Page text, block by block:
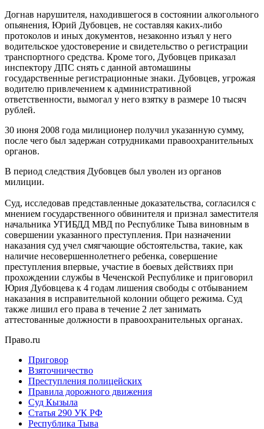
Догнав нарушителя, находившегося в состоянии алкогольного
опьянения, Юрий Дубовцев, не составляя каких-либо
протоколов и иных документов, незаконно изъял у него
водительское удостоверение и свидетельство о регистрации
транспортного средства. Кроме того, Дубовцев приказал
инспектору ДПС снять с данной автомашины
государственные регистрационные знаки. Дубовцев, угрожая
водителю привлечением к административной
ответственности, вымогал у него взятку в размере 10 тысяч
рублей.
30 июня 2008 года милиционер получил указанную сумму,
после чего был задержан сотрудниками правоохранительных
органов.
В период следствия Дубовцев был уволен из органов
милиции.
Суд, исследовав представленные доказательства, согласился с
мнением государственного обвинителя и признал заместителя
начальника УГИБДД МВД по Республике Тыва виновным в
совершении указанного преступления. При назначении
наказания суд учел смягчающие обстоятельства, такие, как
наличие несовершеннолетнего ребенка, совершение
преступления впервые, участие в боевых действиях при
прохождении службы в Чеченской Республике и приговорил
Юрия Дубовцева к 4 годам лишения свободы с отбыванием
наказания в исправительной колонии общего режима. Суд
также лишил его права в течение 2 лет занимать
аттестованные должности в правоохранительных органах.
Право.ru
Приговор
Взяточничество
Преступления полицейских
Правила дорожного движения
Суд Кызыла
Статья 290 УК РФ
Республика Тыва